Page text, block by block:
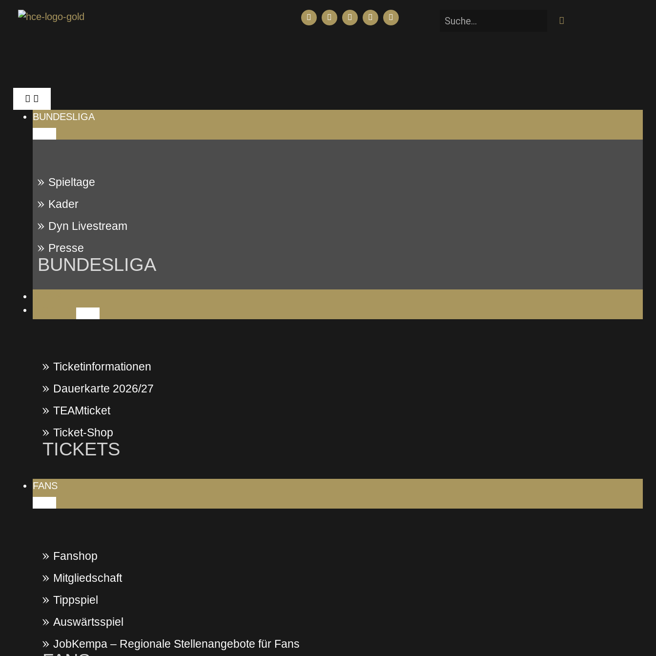
BUNDESLIGA
Spieltage
Kader
Dyn Livestream
Presse
BUNDESLIGA
Ticketinformationen
Dauerkarte 2026/27
TEAMticket
Ticket-Shop
TICKETS
FANS
Fanshop
Mitgliedschaft
Tippspiel
Auswärtsspiel
JobKempa – Regionale Stellenangebote für Fans